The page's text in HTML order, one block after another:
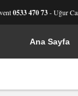
0533 470 73- Uğur
Ana Sayfa